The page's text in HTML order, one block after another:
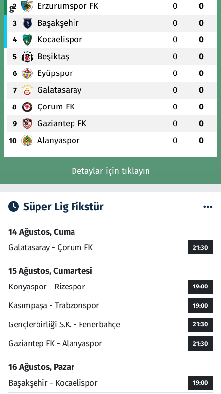
2 Erzurumspor FK 0 0
3 Başakşehir 0 0
4 Kocaelispor 0 0
5 Beşiktaş 0 0
6 Eyüpspor 0 0
7 Galatasaray 0 0
8 Çorum FK 0 0
9 Gaziantep FK 0 0
10 Alanyaspor 0 0
Detaylar için tıklayın
Süper Lig Fikstür
14 Ağustos, Cuma
Galatasaray - Çorum FK
21:30
15 Ağustos, Cumartesi
Konyaspor - Rizespor
19:00
Kasımpaşa - Trabzonspor 19:00
Gençlerbirliği S.K. - Fenerbahçe 21:30
Gaziantep FK - Alanyaspor 21:30
16 Ağustos, Pazar
Başakşehir - Kocaelispor
19:00